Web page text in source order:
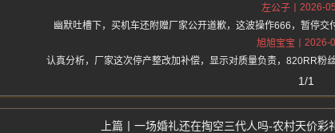
左公子
2026-
幽默吐槽下，买机车还附赠厂家公开道歉，这波操作666，暂停交
旭旭宝宝
2026-
认真分析，厂家这次停产整改加补偿，显示对质量负责，820RR粉
1/1
一场婚礼还在掏空三代人吗-农村天价彩